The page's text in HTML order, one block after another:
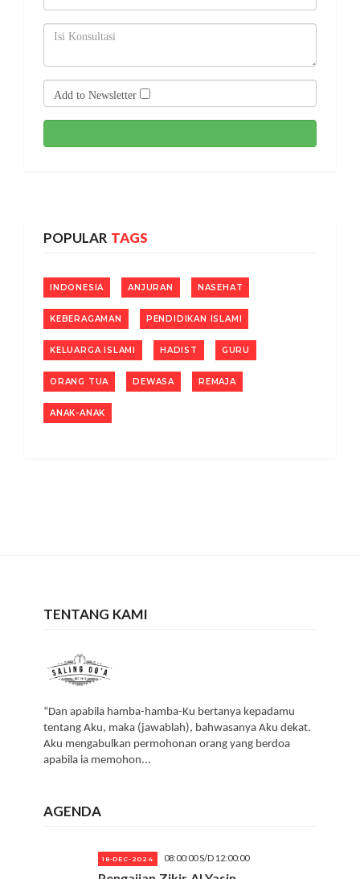
Add to Newsletter
POPULAR TAGS
INDONESIA ANJURAN NASEHAT
KEBERAGAMAN PENDIDIKAN ISLAMI
KELUARGA ISLAMI HADIST GURU
ORANG TUA DEWASA REMAJA
ANAK-ANAK
TENTANG KAMI
“Dan apabila hamba-hamba-Ku bertanya kepadamu
tentang Aku, maka (jawablah), bahwasanya Aku dekat.
Aku mengabulkan permohonan orang yang berdoa
apabila ia memohon...
AGENDA
18-DEC-2024 08:00:00 S/D 12:00:00